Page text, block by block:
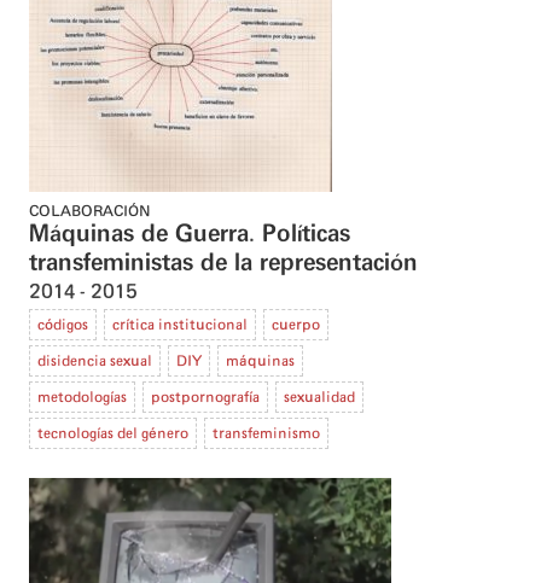
COLABORACIÓN
Máquinas de Guerra. Políticas
transfeministas de la representación
2014 2015
códigos crítica institucional cuerpo
disidencia sexual DIY máquinas
metodologías postpornografía sexualidad
tecnologías del género transfeminismo